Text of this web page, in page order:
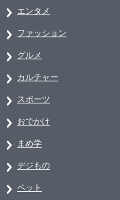
エンタメ
ファッション
グルメ
カルチャー
スポーツ
おでかけ
まめ学
デジもの
ペット